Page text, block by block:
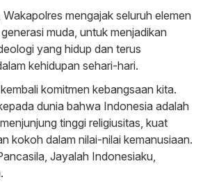
mengajak seluruh elemen
muda, untuk menjadikan
yang hidup dan terus
kehidupan sehari-hari.
komitmen kebangsaan kita.
dunia bahwa Indonesia adalah
tinggi religiusitas, kuat
kokoh dalam nilai-nilai kemanusiaan.
Jayalah Indonesiaku,